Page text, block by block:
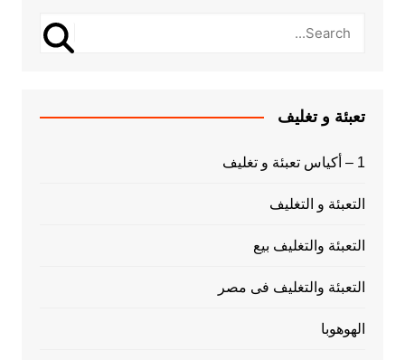
تعبئة و تغليف
1 – أكياس تعبئة و تغليف
التعبئة و التغليف
التعبئة والتغليف بيع
التعبئة والتغليف فى مصر
الهوهوبا